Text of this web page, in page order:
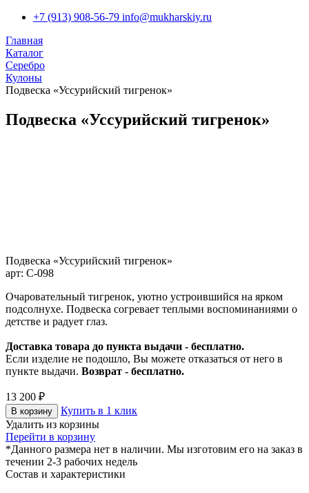
+7 (913) 908-56-79 info@mukharskiy.ru
Главная
Каталог
Серебро
Кулоны
Подвеска «Уссурийский тигренок»
Подвеска «Уссурийский тигренок»
Подвеска «Уссурийский тигренок»
арт: С-098
Очаровательный тигренок, уютно устроившийся на ярком
подсолнухе. Подвеска согревает теплыми воспоминаниями о
детстве и радует глаз.
Доставка товара до пункта выдачи - бесплатно.
Если изделие не подошло, Вы можете отказаться от него в
пункте выдачи. Возврат - бесплатно.
13 200 ₽
В корзину
Купить в 1 клик
Удалить из корзины
Перейти в корзину
*Данного размера нет в наличии. Мы изготовим его на заказ в
течении 2-3 рабочих недель
Состав и характеристики